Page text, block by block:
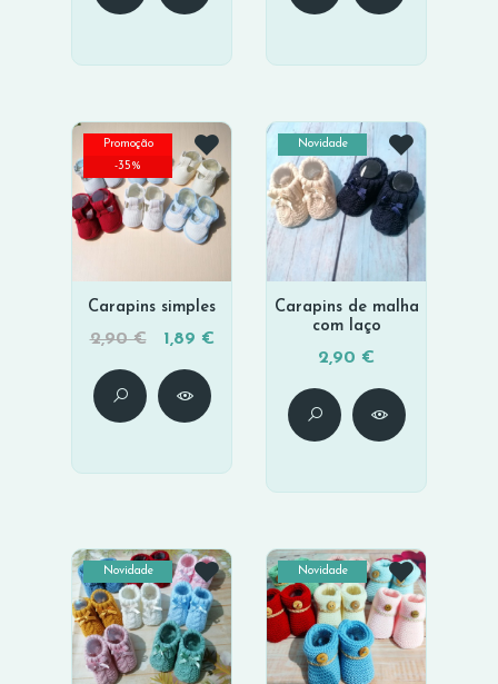
Promoção
-35%
Carapins simples
2,90 € 1,89 €
Novidade
Carapins de malha
com laço
2,90 €
Novidade Novidade